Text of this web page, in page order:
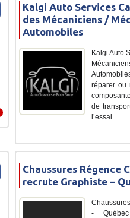
Kalgi Auto Services
des Mécaniciens /
Automobiles
Kalgi Auto
réparer ou
de
l’essai ...
Chaussures Régence
recrute Graphiste –
- Québec